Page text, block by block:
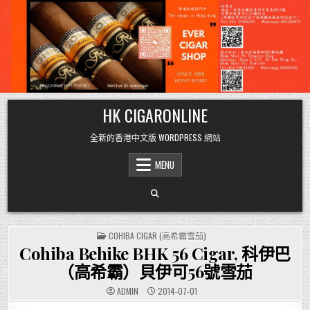
Skip
to
content
HK CIGARONLINE
全新的香港中文版 WORDPRESS 網站
MENU
POSTED
IN
COHIBA CIGAR (高希霸雪茄)
Cohiba Behike BHK 56 Cigar, 科伊巴
（高希霸）貝伊可56號雪茄
ADMIN 2014-07-01